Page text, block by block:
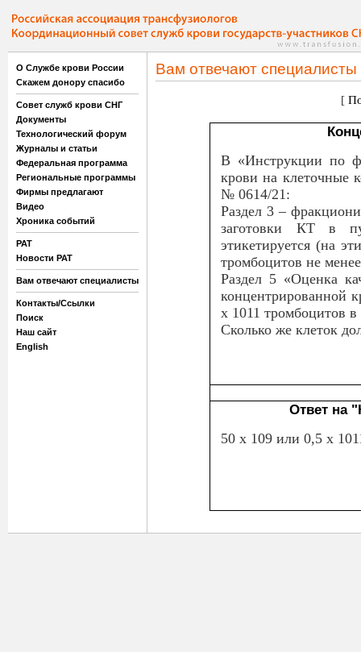
О Службе крови России
Скажем донору спасибо
Совет служб крови СНГ
Документы
Технологический форум
Журналы и статьи
Федеральная программа
Региональные программы
Фирмы предлагают
Видео
Хроника событий
РАТ
Новости РАТ
Вам отвечают специалисты
Контакты/Ссылки
Поиск
Наш сайт
English
Вам отвечают специалисты
[
В «Инструкции по
крови на клеточные
№ 0614/21:
Раздел 3 –
заготовки КТ в
этикетируется (на
тромбоцитов не
Раздел 5 «Оценка
концентрированной
х 1011 тромбоцитов
Сколько же клеток
Ответ на
50 х 109 или 0,5 х